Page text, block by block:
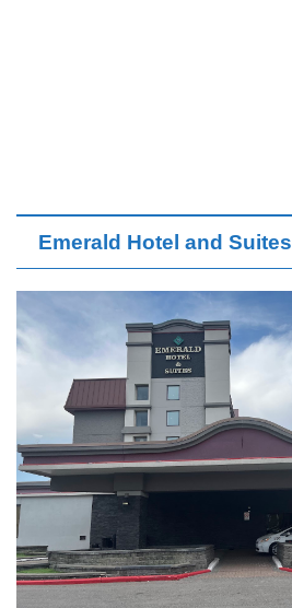
Emerald Hotel and Suites